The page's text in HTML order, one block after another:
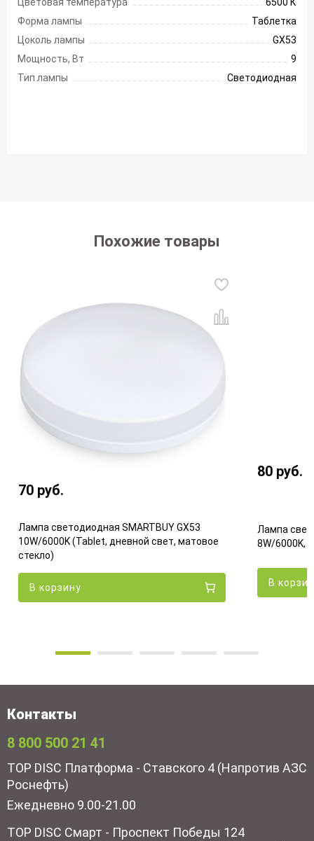
Цветовая температура
6500 К
Форма лампы
Таблетка
Цоколь лампы
GX53
Мощность, Вт
9
Тип лампы
Светодиодная
Похожие товары
70 руб.
Лампа светодиодная SMARTBUY GX53
10W/6000K (Tablet, дневной свет, матовое
стекло)
В корзину
80 руб.
Лампа
8W/6000K,
В
Контакты
8 800 500 21 41
TOP DISC Платформа - Ставского 4 (Напротив АЗС
Роснефть)
Ежедневно 9.00-21.00
TOP DISC Смарт - Проспект Победы 124